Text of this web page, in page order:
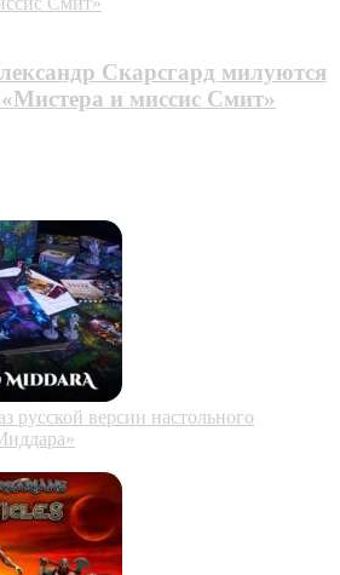
Скарсгард милуются
и миссис Смит»
русской версии настольного